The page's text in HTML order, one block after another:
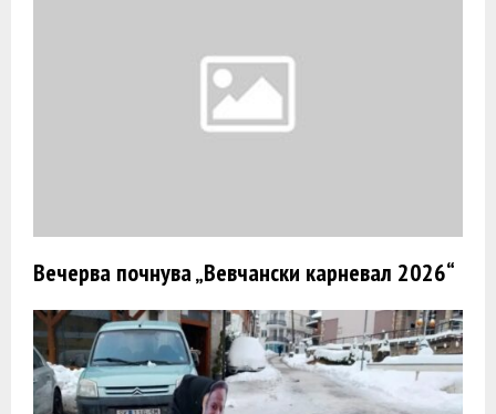
Вечерва почнува „Вевчански карневал 2026“